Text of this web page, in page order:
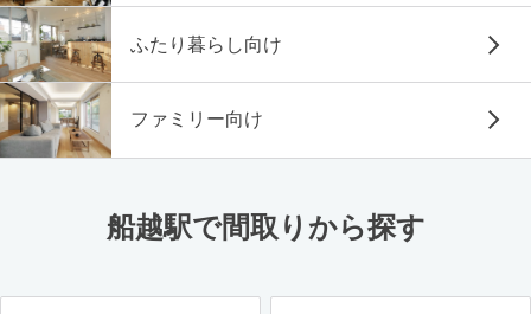
ふたり暮らし向け
ファミリー向け
船越駅で間取りから探す